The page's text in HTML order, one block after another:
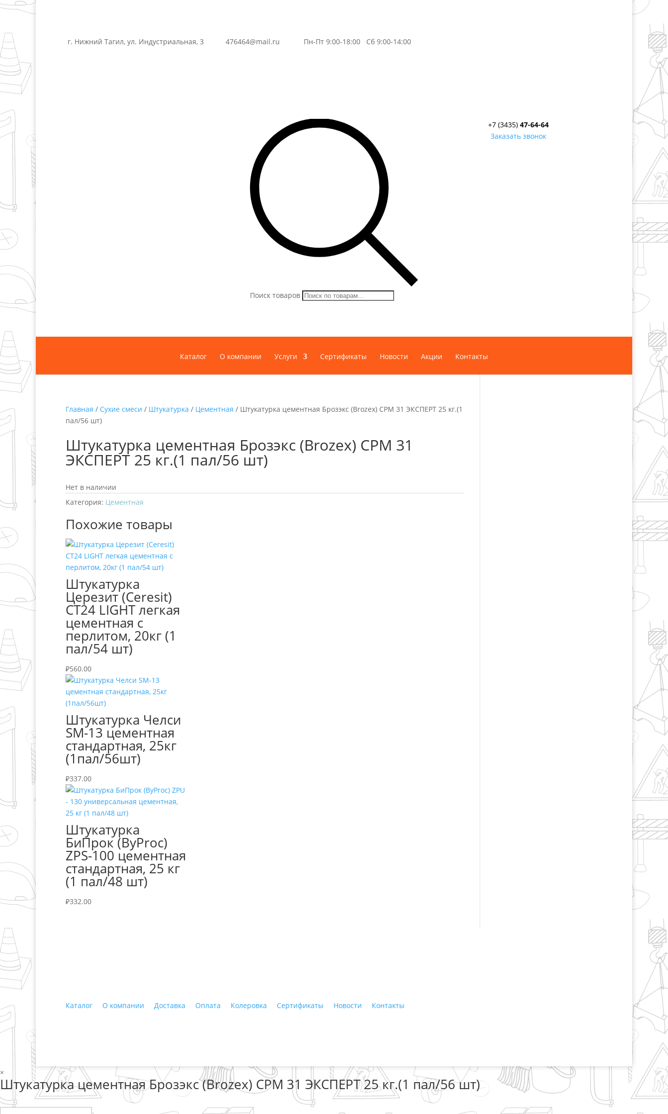
г. Нижний Тагил, ул. Индустриальная, 3 476464@mail.ru Пн-Пт 9:00-18:00 Сб 9:00-14:00
Поиск товаров
+7 (3435) 47-64-64
Заказать звонок
Каталог О компании Услуги Сертификаты Новости Акции Контакты
Главная / Сухие смеси / Штукатурка / Цементная / Штукатурка цементная Брозэкс (Brozex) СРМ 31 ЭКСПЕРТ 25 кг.(1
пал/56 шт)
Штукатурка цементная Брозэкс (Brozex) СРМ 31
ЭКСПЕРТ 25 кг.(1 пал/56 шт)
Нет в наличии
Категория: Цементная
Похожие товары
Штукатурка
Церезит (Ceresit)
СТ24 LIGHT легкая
цементная с
перлитом, 20кг (1
пал/54 шт)
₽560.00
Штукатурка Челси
SM-13 цементная
стандартная, 25кг
(1пал/56шт)
₽337.00
Штукатурка
БиПрок (ByProc)
ZPS-100 цементная
стандартная, 25 кг
(1 пал/48 шт)
₽332.00
Каталог О компании Доставка Оплата Колеровка Сертификаты Новости Контакты
×
Штукатурка цементная Брозэкс (Brozex) СРМ 31 ЭКСПЕРТ 25 кг.(1 пал/56 шт)